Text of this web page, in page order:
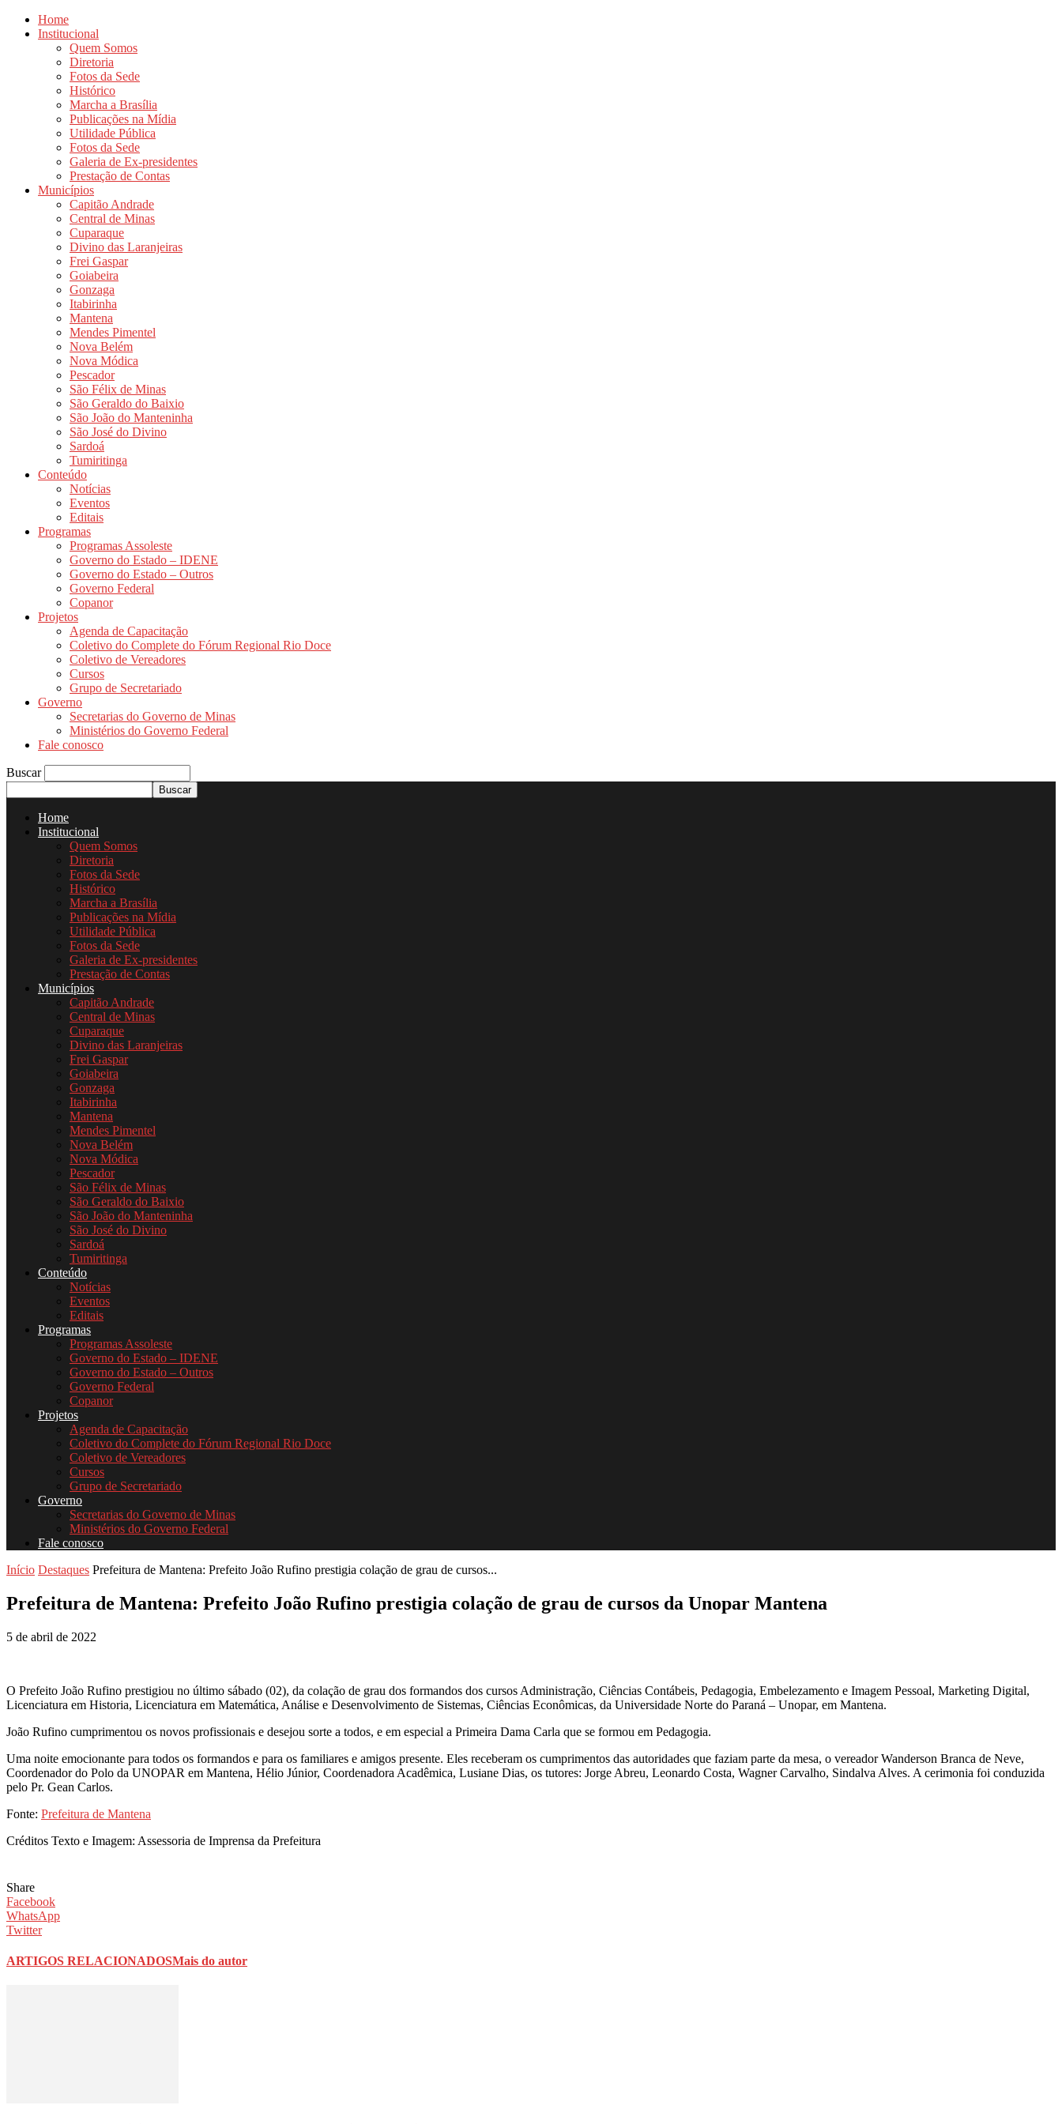
Home
Institucional
Quem Somos
Diretoria
Fotos da Sede
Histórico
Marcha a Brasília
Publicações na Mídia
Utilidade Pública
Fotos da Sede
Galeria de Ex-presidentes
Prestação de Contas
Municípios
Capitão Andrade
Central de Minas
Cuparaque
Divino das Laranjeiras
Frei Gaspar
Goiabeira
Gonzaga
Itabirinha
Mantena
Mendes Pimentel
Nova Belém
Nova Módica
Pescador
São Félix de Minas
São Geraldo do Baixio
São João do Manteninha
São José do Divino
Sardoá
Tumiritinga
Conteúdo
Notícias
Eventos
Editais
Programas
Programas Assoleste
Governo do Estado – IDENE
Governo do Estado – Outros
Governo Federal
Copanor
Projetos
Agenda de Capacitação
Coletivo do Complete do Fórum Regional Rio Doce
Coletivo de Vereadores
Cursos
Grupo de Secretariado
Governo
Secretarias do Governo de Minas
Ministérios do Governo Federal
Fale conosco
Buscar
Home
Institucional
Quem Somos
Diretoria
Fotos da Sede
Histórico
Marcha a Brasília
Publicações na Mídia
Utilidade Pública
Fotos da Sede
Galeria de Ex-presidentes
Prestação de Contas
Municípios
Capitão Andrade
Central de Minas
Cuparaque
Divino das Laranjeiras
Frei Gaspar
Goiabeira
Gonzaga
Itabirinha
Mantena
Mendes Pimentel
Nova Belém
Nova Módica
Pescador
São Félix de Minas
São Geraldo do Baixio
São João do Manteninha
São José do Divino
Sardoá
Tumiritinga
Conteúdo
Notícias
Eventos
Editais
Programas
Programas Assoleste
Governo do Estado – IDENE
Governo do Estado – Outros
Governo Federal
Copanor
Projetos
Agenda de Capacitação
Coletivo do Complete do Fórum Regional Rio Doce
Coletivo de Vereadores
Cursos
Grupo de Secretariado
Governo
Secretarias do Governo de Minas
Ministérios do Governo Federal
Fale conosco
Início Destaques Prefeitura de Mantena: Prefeito João Rufino prestigia colação de grau de cursos...
Prefeitura de Mantena: Prefeito João Rufino prestigia colação de grau de cursos da Unopar Mantena
5 de abril de 2022
O Prefeito João Rufino prestigiou no último sábado (02), da colação de grau dos formandos dos cursos Administração, Ciências Contábeis, Pedagogia, Embelezamento e Imagem Pessoal, Marketing Digital,
Licenciatura em Historia, Licenciatura em Matemática, Análise e Desenvolvimento de Sistemas, Ciências Econômicas, da Universidade Norte do Paraná – Unopar, em Mantena.
João Rufino cumprimentou os novos profissionais e desejou sorte a todos, e em especial a Primeira Dama Carla que se formou em Pedagogia.
Uma noite emocionante para todos os formandos e para os familiares e amigos presente. Eles receberam os cumprimentos das autoridades que faziam parte da mesa, o vereador Wanderson Branca de Neve,
Coordenador do Polo da UNOPAR em Mantena, Hélio Júnior, Coordenadora Acadêmica, Lusiane Dias, os tutores: Jorge Abreu, Leonardo Costa, Wagner Carvalho, Sindalva Alves. A cerimonia foi conduzida
pelo Pr. Gean Carlos.
Fonte: Prefeitura de Mantena
Créditos Texto e Imagem: Assessoria de Imprensa da Prefeitura
Share
Facebook
WhatsApp
Twitter
ARTIGOS RELACIONADOSMais do autor